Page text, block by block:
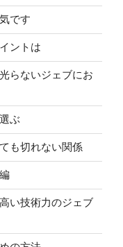
です
ントは
らないジェブにお
ぶ
も切れない関係
い技術力のジェブ